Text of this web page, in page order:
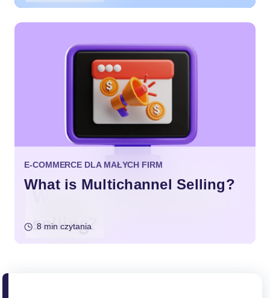
E-COMMERCE DLA MAŁYCH FIRM
What is Multichannel Selling?
8 min czytania